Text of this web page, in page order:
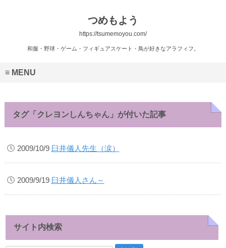
つめもよう
https://tsumemoyou.com/
和服・野球・ゲーム・フィギュアスケート・鳥が好きなアラフィフ。
MENU
タグ「クレヨンしんちゃん」が付いた記事
2009/10/9 臼井儀人先生（涙）
2009/9/19 臼井儀人さん～
サイト内検索